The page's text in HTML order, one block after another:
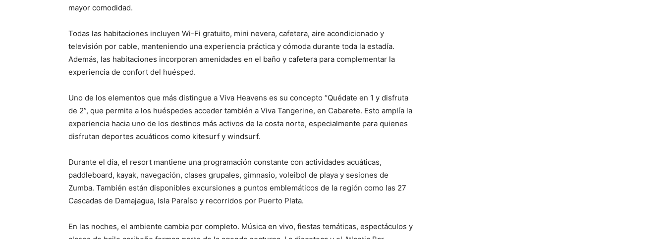
mayor comodidad.
Todas las habitaciones incluyen Wi-Fi gratuito, mini nevera, cafetera, aire acondicionado y
televisión por cable, manteniendo una experiencia práctica y cómoda durante toda la estadía.
Además, las habitaciones incorporan amenidades en el baño y cafetera para complementar la
experiencia de confort del huésped.
Uno de los elementos que más distingue a Viva Heavens es su concepto “Quédate en 1 y disfruta
de 2”, que permite a los huéspedes acceder también a Viva Tangerine, en Cabarete. Esto amplía la
experiencia hacia uno de los destinos más activos de la costa norte, especialmente para quienes
disfrutan deportes acuáticos como kitesurf y windsurf.
Durante el día, el resort mantiene una programación constante con actividades acuáticas,
paddleboard, kayak, navegación, clases grupales, gimnasio, voleibol de playa y sesiones de
Zumba. También están disponibles excursiones a puntos emblemáticos de la región como las 27
Cascadas de Damajagua, Isla Paraíso y recorridos por Puerto Plata.
En las noches, el ambiente cambia por completo. Música en vivo, fiestas temáticas, espectáculos y